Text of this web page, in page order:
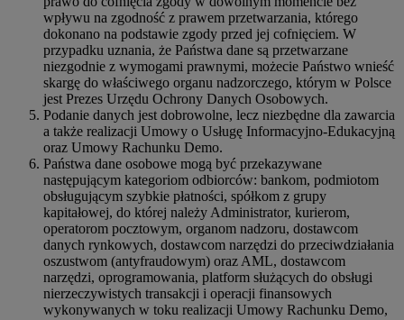
wpływu na zgodność z prawem przetwarzania, którego
dokonano na podstawie zgody przed jej cofnięciem. W
przypadku uznania, że Państwa dane są przetwarzane
niezgodnie z wymogami prawnymi, możecie Państwo wnieść
skargę do właściwego organu nadzorczego, którym w Polsce
jest Prezes Urzędu Ochrony Danych Osobowych.
Podanie danych jest dobrowolne, lecz niezbędne dla zawarcia
a także realizacji Umowy o Usługę Informacyjno-Edukacyjną
oraz Umowy Rachunku Demo.
Państwa dane osobowe mogą być przekazywane
następującym kategoriom odbiorców: bankom, podmiotom
obsługującym szybkie płatności, spółkom z grupy
kapitałowej, do której należy Administrator, kurierom,
operatorom pocztowym, organom nadzoru, dostawcom
danych rynkowych, dostawcom narzędzi do przeciwdziałania
oszustwom (antyfraudowym) oraz AML, dostawcom
narzędzi, oprogramowania, platform służących do obsługi
nierzeczywistych transakcji i operacji finansowych
wykonywanych w toku realizacji Umowy Rachunku Demo,